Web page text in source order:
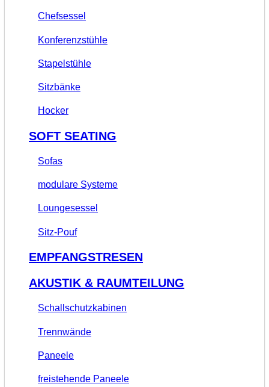
Chefsessel
Konferenzstühle
Stapelstühle
Sitzbänke
Hocker
SOFT SEATING
Sofas
modulare Systeme
Loungesessel
Sitz-Pouf
EMPFANGSTRESEN
AKUSTIK & RAUMTEILUNG
Schallschutzkabinen
Trennwände
Paneele
freistehende Paneele